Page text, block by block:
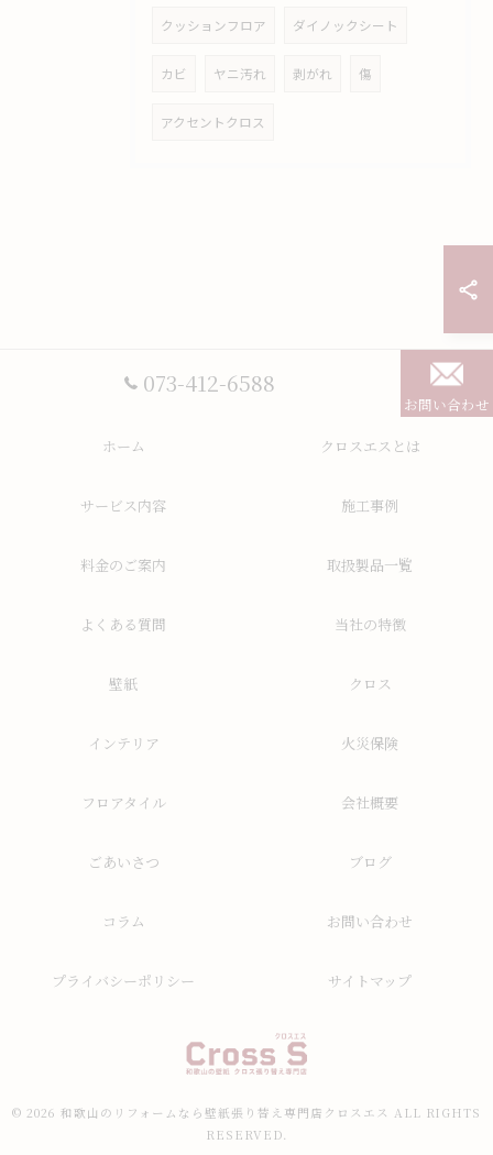
クッションフロア ダイノックシート
カビ ヤニ汚れ 剥がれ 傷
アクセントクロス
073-412-6588
お問い合わせ
ホーム
クロスエスとは
サービス内容 施工事例
料金のご案内 取扱製品一覧
よくある質問 当社の特徴
壁紙 クロス
インテリア 火災保険
フロアタイル 会社概要
ごあいさつ ブログ
コラム お問い合わせ
プライバシーポリシー サイトマップ
© 2026 和歌山のリフォームなら壁紙張り替え専門店クロスエス ALL RIGHTS
RESERVED.